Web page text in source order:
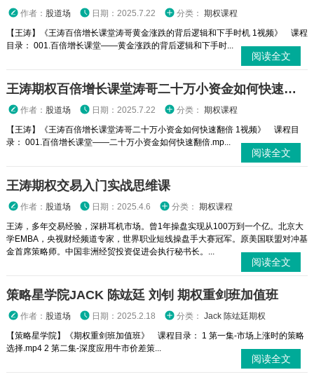
作者： 股道场 日期：2025.7.22 分类： 期权课程
【王涛】《王涛百倍增长课堂涛哥黄金涨跌的背后逻辑和下手时机 1视频》 课程
目录： 001.百倍增长课堂——黄金涨跌的背后逻辑和下手时...
阅读全文
王涛期权百倍增长课堂涛哥二十万小资金如何快速翻倍 1视频
作者： 股道场 日期：2025.7.22 分类： 期权课程
【王涛】《王涛百倍增长课堂涛哥二十万小资金如何快速翻倍 1视频》 课程目
录： 001.百倍增长课堂——二十万小资金如何快速翻倍.mp...
阅读全文
王涛期权交易入门实战思维课
作者： 股道场 日期：2025.4.6 分类： 期权课程
王涛，多年交易经验，深耕耳机市场。曾1年操盘实现从100万到一个亿。北京大
学EMBA，央视财经频道专家，世界职业短线操盘手大赛冠军。原美国联盟对冲基
金首席策略师。中国非洲经贸投资促进会执行秘书长。...
阅读全文
策略星学院JACK 陈竑廷 刘钊 期权重剑班加值班
作者： 股道场 日期：2025.2.18 分类： Jack 陈竑廷期权
【策略星学院】《期权重剑班加值班》 课程目录： 1 第一集-市场上涨时的策略
选择.mp4 2 第二集-深度应用牛市价差策...
阅读全文